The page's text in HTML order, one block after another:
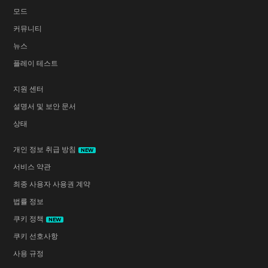
모드
커뮤니티
뉴스
플레이 테스트
지원 센터
설명서 및 보안 문서
상태
개인 정보 취급 방침 NEW
서비스 약관
최종 사용자 사용권 계약
법률 정보
쿠키 정책
NEW
쿠키 선호사항
사용 규정